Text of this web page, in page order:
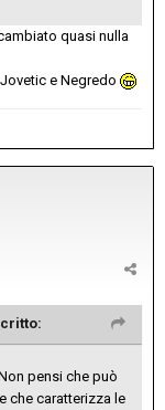
quasi nulla
e Negredo
pensi che può
che caratterizza le